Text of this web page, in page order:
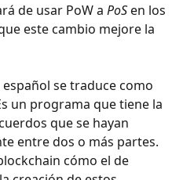
de usar PoW a PoS en los
este cambio mejore la
español se traduce como
un programa que tiene la
que se hayan
entre dos o más partes.
cómo el de